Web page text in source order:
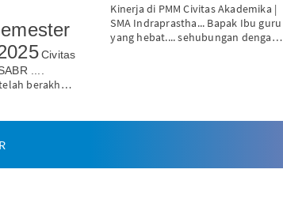
Civitas
....
berakh…
Kinerja di PMM Civitas Akademika |
SMA Indraprastha... Bapak Ibu guru
yang hebat.... sehubungan denga…